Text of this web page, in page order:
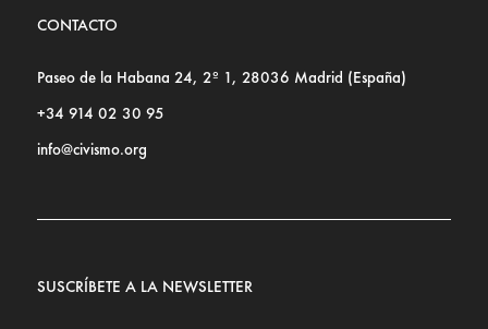
CONTACTO
Paseo de la Habana 24, 2º 1, 28036 Madrid (España)
+34 914 02 30 95
info@civismo.org
SUSCRÍBETE A LA NEWSLETTER